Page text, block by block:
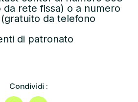
da rete fissa) o a numero
da telefono
di patronato
Condividi :